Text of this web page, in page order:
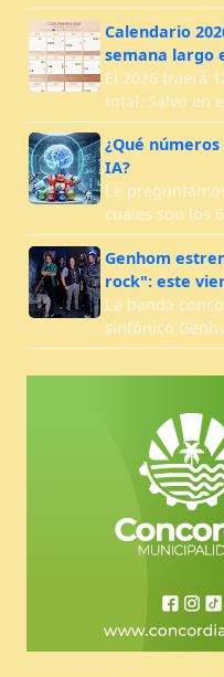
Calendario
semana largo
El 2026 traerá
total. Salvo en
¿Qué
IA?
Le
cuáles son los
Genhom
rock": este
La banda
sinfónico